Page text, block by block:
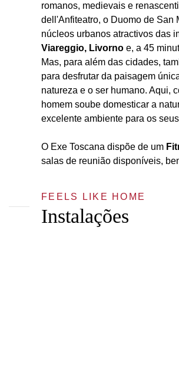
romanos, medievais e
dell'Anfiteatro, o Duomo de San
núcleos urbanos atractivos das
Viareggio, Livorno e, a 45
Mas, para além das cidades,
para desfrutar da paisagem
natureza e o ser humano. Aqui,
homem soube domesticar a
excelente ambiente para os
O Exe Toscana dispõe de um
salas de reunião disponíveis,
FEELS LIKE HOME
Instalações